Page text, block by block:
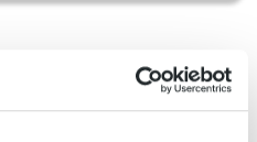
specifieke situatie